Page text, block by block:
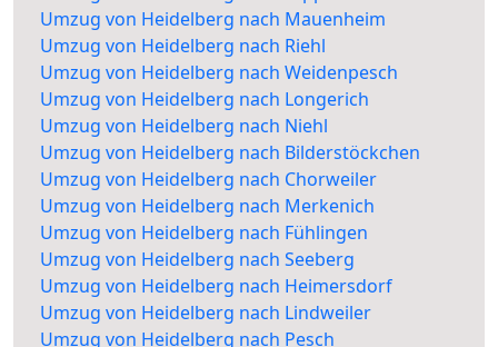
Umzug von Heidelberg nach Mauenheim
Umzug von Heidelberg nach Riehl
Umzug von Heidelberg nach Weidenpesch
Umzug von Heidelberg nach Longerich
Umzug von Heidelberg nach Niehl
Umzug von Heidelberg nach Bilderstöckchen
Umzug von Heidelberg nach Chorweiler
Umzug von Heidelberg nach Merkenich
Umzug von Heidelberg nach Fühlingen
Umzug von Heidelberg nach Seeberg
Umzug von Heidelberg nach Heimersdorf
Umzug von Heidelberg nach Lindweiler
Umzug von Heidelberg nach Pesch